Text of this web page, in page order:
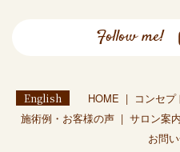
Follow me!
English HOME コンセプ
施術例・お客様の声
サロン案内
お問